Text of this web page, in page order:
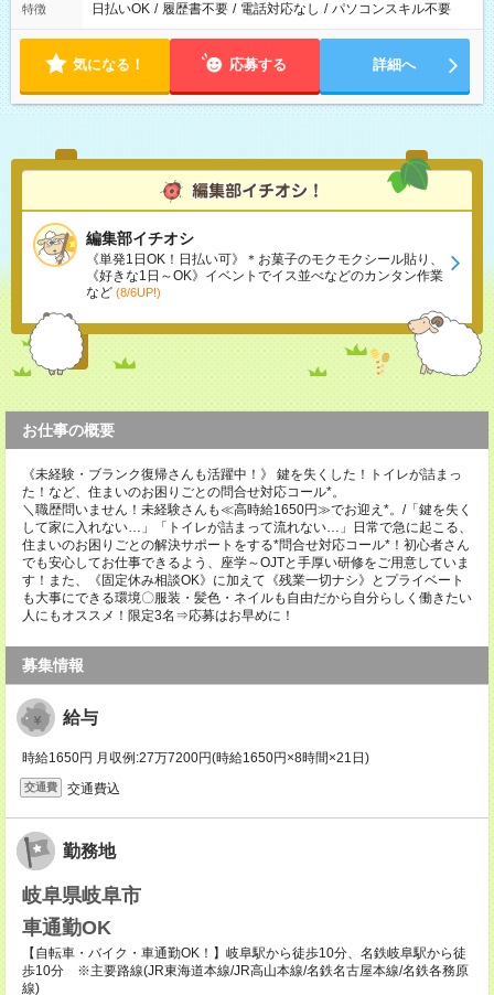
特徴 日払いOK / 履歴書不要 / 電話対応なし / パソコンスキル不要
気になる！ 応募する 詳細へ
編集部イチオシ
《単発1日OK！日払い可》＊お菓子のモクモクシール貼り、
《好きな1日～OK》イベントでイス並べなどのカンタン作業
など (8/6UP!)
お仕事の概要
《未経験・ブランク復帰さんも活躍中！》 鍵を失くした！トイレが詰まっ
た！など、住まいのお困りごとの問合せ対応コール*。
＼職歴問いません！未経験さんも≪高時給1650円≫でお迎え*。/「鍵を失く
して家に入れない…」「トイレが詰まって流れない…」日常で急に起こる、
住まいのお困りごとの解決サポートをする*問合せ対応コール*！初心者さん
でも安心してお仕事できるよう、座学～OJTと手厚い研修をご用意していま
す！また、《固定休み相談OK》に加えて《残業一切ナシ》とプライベート
も大事にできる環境〇服装・髪色・ネイルも自由だから自分らしく働きたい
人にもオススメ！限定3名⇒応募はお早めに！
募集情報
給与
時給1650円 月収例:27万7200円(時給1650円×8時間×21日)
交通費 交通費込
勤務地
岐阜県岐阜市
車通勤OK
【自転車・バイク・車通勤OK！】岐阜駅から徒歩10分、名鉄岐阜駅から徒
歩10分 ※主要路線(JR東海道本線/JR高山本線/名鉄名古屋本線/名鉄各務原
線)